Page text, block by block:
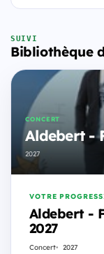
SUIVI
Bibliothèque
CONCERT
Aldebert -
2027
VOTRE
Aldebert -
2027
Concert 2027